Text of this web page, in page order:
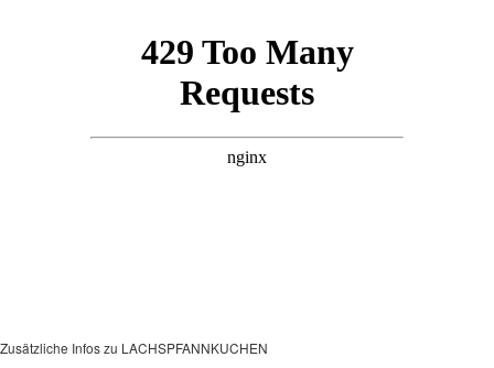
Zusätzliche Infos zu LACHSPFANNKUCHEN